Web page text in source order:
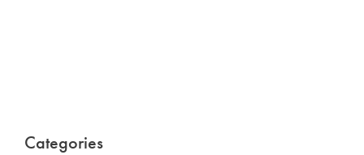
Categories